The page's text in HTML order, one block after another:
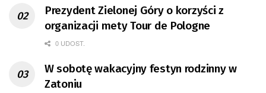
Prezydent Zielonej Góry o korzyści z
organizacji mety Tour de Pologne
0 UDOST.
W sobotę wakacyjny festyn rodzinny w
Zatoniu